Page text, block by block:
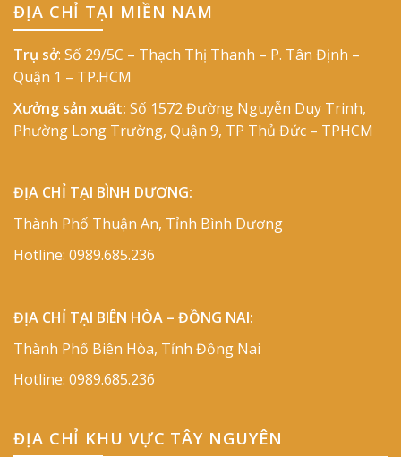
ĐỊA CHỈ TẠI MIỀN NAM
Trụ sở: Số 29/5C – Thạch Thị Thanh – P. Tân Định –
Quận 1 – TP.HCM
Xưởng sản xuất: Số 1572 Đường Nguyễn Duy Trinh,
Phường Long Trường, Quận 9, TP Thủ Đức – TPHCM
ĐỊA CHỈ TẠI BÌNH DƯƠNG:
Thành Phố Thuận An, Tỉnh Bình Dương
Hotline: 0989.685.236
ĐỊA CHỈ TẠI BIÊN HÒA – ĐỒNG NAI:
Thành Phố Biên Hòa, Tỉnh Đồng Nai
Hotline: 0989.685.236
ĐỊA CHỈ KHU VỰC TÂY NGUYÊN